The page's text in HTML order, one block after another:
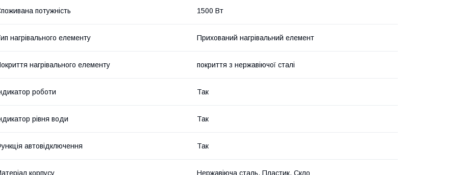
потужність 1500 Вт
нагрівального елементу Прихований нагрівальний елемент
нагрівального елементу покриття з нержавіючої сталі
роботи Так
рівня води Так
автовідключення Так
корпусу Нержавіюча сталь, Пластик, Скло